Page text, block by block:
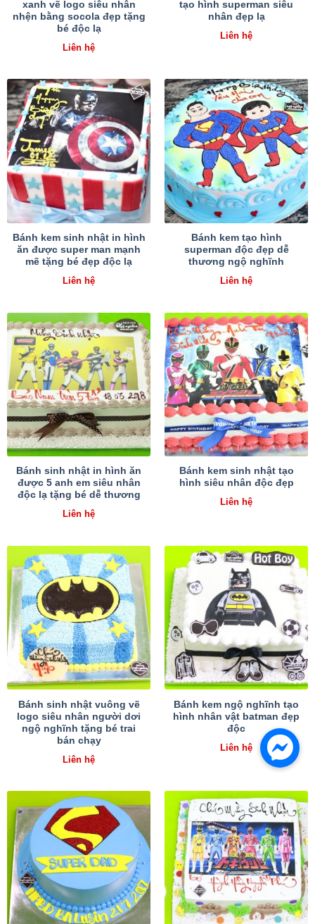
xanh vẽ logo siêu nhân
nhện bằng socola đẹp tặng
bé độc lạ
Liên hệ
tạo hình superman siêu
nhân đẹp lạ
Liên hệ
Bánh kem sinh nhật in hình
ăn được super man mạnh
mẽ tặng bé đẹp độc lạ
Liên hệ
Bánh kem tạo hình
superman độc đẹp dễ
thương ngộ nghĩnh
Liên hệ
Bánh sinh nhật in hình ăn
được 5 anh em siêu nhân
độc lạ tặng bé dễ thương
Liên hệ
Bánh kem sinh nhật tạo
hình siêu nhân độc đẹp
Liên hệ
Bánh sinh nhật vuông vẽ
logo siêu nhân người dơi
ngộ nghĩnh tặng bé trai
bán chạy
Liên hệ
Bánh kem ngộ nghĩnh tạo
hình nhân vật batman đẹp
độc
Liên hệ